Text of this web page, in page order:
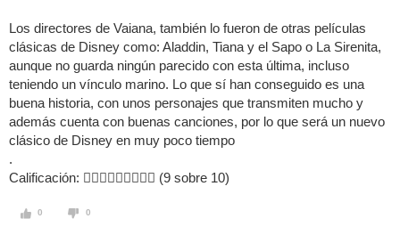
Los directores de Vaiana, también lo fueron de otras películas
clásicas de Disney como: Aladdin, Tiana y el Sapo o La Sirenita,
aunque no guarda ningún parecido con esta última, incluso
teniendo un vínculo marino. Lo que sí han conseguido es una
buena historia, con unos personajes que transmiten mucho y
además cuenta con buenas canciones, por lo que será un nuevo
clásico de Disney en muy poco tiempo
.
Calificación:  (9 sobre 10)
0 0